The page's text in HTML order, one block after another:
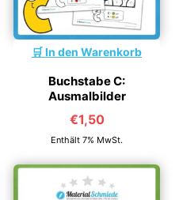
In den Warenkorb
Buchstabe C:
Ausmalbilder
€1,50
Enthält 7% MwSt.